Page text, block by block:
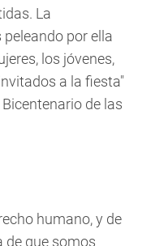
La
por ella
los jóvenes,
a la fiesta"
de las
humano, y de
de que somos